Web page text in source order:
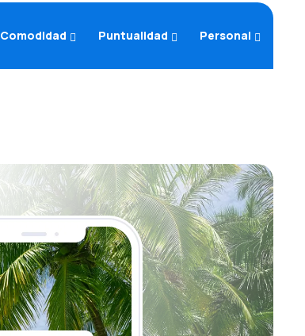
Comodidad Puntualidad Personal